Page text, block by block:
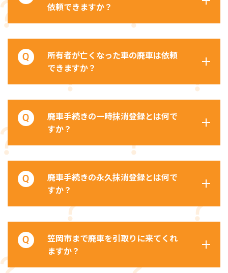
依頼できますか？
所有者が亡くなった車の廃車は依頼
できますか？
廃車手続きの一時抹消登録とは何で
すか？
廃車手続きの永久抹消登録とは何で
すか？
笠岡市まで廃車を引取りに来てくれ
ますか？